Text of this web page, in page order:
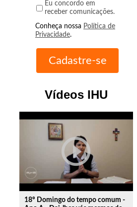
Eu concordo em
receber comunicações.
Conheça nossa Política de
Privacidade.
Vídeos IHU
play_circle_outline
18º Domingo do tempo comum -